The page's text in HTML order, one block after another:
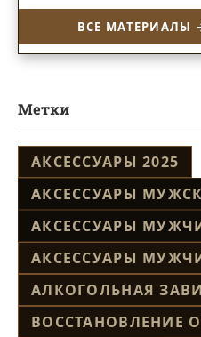
ВСЕ МАТЕРИАЛЫ
Метки
АКСЕССУАРЫ 2025
АКСЕССУАРЫ
АКСЕССУАРЫ
АКСЕССУАРЫ
АЛКОГОЛЬНАЯ
ВОССТАНОВЛЕНИЕ